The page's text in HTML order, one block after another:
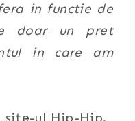
in functie de
doar un pret
in care am